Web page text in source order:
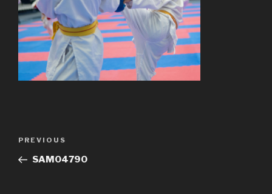
Previous
Post
PREVIOUS
SAM04790